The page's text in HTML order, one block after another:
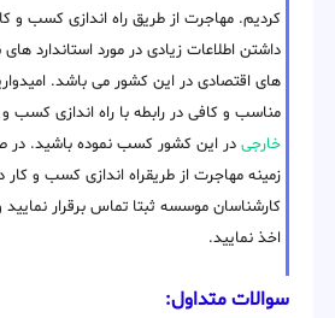
کردیم. مهاجرت از طریق راه اندازی کسب و
داشتن اطلاعات زیادی در مورد استاندارد
های اقتصادی در این کشور می باشد.
مناسب و کافی در رابطه با راه اندازی کسب و
خارجی در این کشور کسب نموده باشید. در
زمینه مهاجرت از طریقراه اندازی کسب و کار
کارشناسان موسسه ثبتا تماس برقرار نمایید
اخذ نمایید.
سوالات متداول: